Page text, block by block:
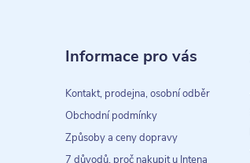
Informace pro vás
Kontakt, prodejna, osobní odběr
Obchodní podmínky
Způsoby a ceny dopravy
7 důvodů, proč nakupit u Intena